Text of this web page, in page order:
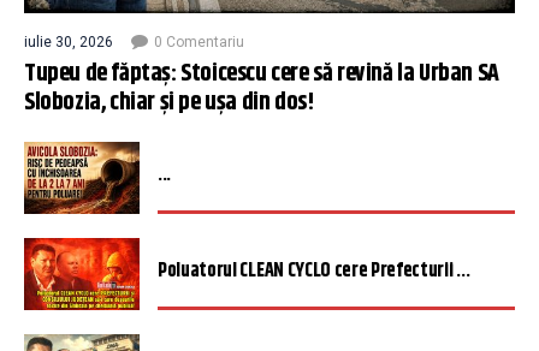
iulie 30, 2026 0 Comentariu
Tupeu de făptaș: Stoicescu cere să revină la Urban SA
Slobozia, chiar și pe ușa din dos!
...
Poluatorul CLEAN CYCLO cere Prefecturii ...